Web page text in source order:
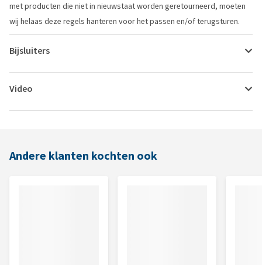
met producten die niet in nieuwstaat worden geretourneerd, moeten
wij helaas deze regels hanteren voor het passen en/of terugsturen.
Bijsluiters
Video
Andere klanten kochten ook